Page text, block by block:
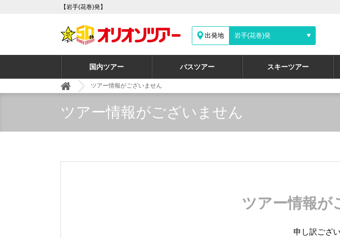
【岩手(花巻)発】
出発地 岩手(花巻)発
国内ツアー バスツアー スキーツアー
ツアー情報がございません
ツアー情報がございません
ツアー情報が
申し訳ござ